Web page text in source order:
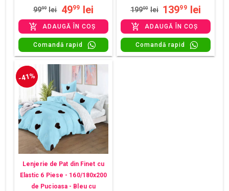
9999 lei 4999 lei
ADAUGĂ ÎN COȘ
Comandă rapid
19900 lei 13999 lei
ADAUGĂ ÎN COȘ
Comandă rapid
-41%
Lenjerie de Pat din Finet cu
Elastic 6 Piese - 160/180x200
de Pucioasa - Bleu cu